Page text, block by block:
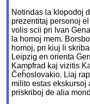
Notindas la klopodoj
prezentitaj personoj
volis scii pri Ivan
la homoj mem.
homoj, pri kiuj li
Leipzig en orienta
Kampfrad kaj vizitis
Ĉeĥoslovakio. Liaj
milito estas ekskursoj
priskriboj de alia